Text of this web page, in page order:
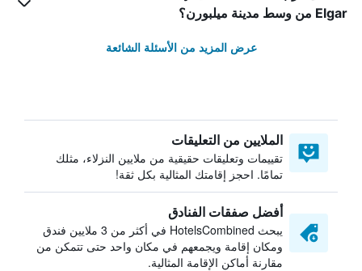
Elgar من وسط مدينة ميلبورن؟
عرض المزيد من الأسئلة الشائعة
الملايين من التعليقات
تقييمات وتعليقات حقيقية من ملايين النزلاء، مثلك
تمامًا. احجز إقامتك المثالية بكل ثقة!
أفضل صفقات الفنادق
يبحث HotelsCombined في أكثر من 3 ملايين فندق
ومكان إقامة ويجمعهم في مكان واحد حتى تتمكن من
مقارنة أماكن الإقامة المثالية.